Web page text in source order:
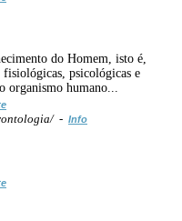
do Homem, isto é,
psicológicas e
organismo humano...
- Info